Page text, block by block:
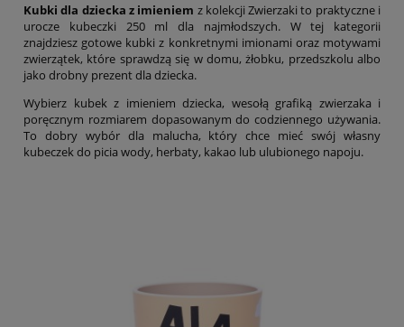
Kubki dla dziecka z imieniem z kolekcji Zwierzaki to praktyczne i
urocze kubeczki 250 ml dla najmłodszych. W tej kategorii
znajdziesz gotowe kubki z konkretnymi imionami oraz motywami
zwierzątek, które sprawdzą się w domu, żłobku, przedszkolu albo
jako drobny prezent dla dziecka.
Wybierz kubek z imieniem dziecka, wesołą grafiką zwierzaka i
poręcznym rozmiarem dopasowanym do codziennego używania.
To dobry wybór dla malucha, który chce mieć swój własny
kubeczek do picia wody, herbaty, kakao lub ulubionego napoju.